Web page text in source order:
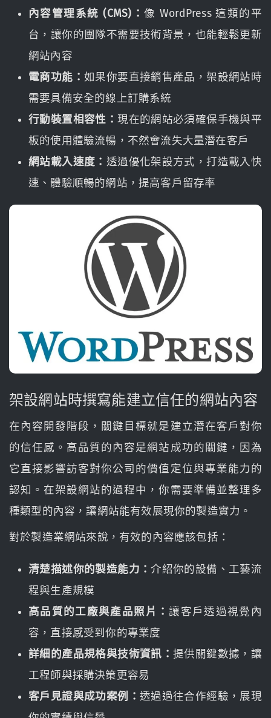
內容管理系統 (CMS)：像 WordPress 這類的平
台，讓你的團隊不需要技術背景，也能輕鬆更新
網站內容
電商功能： 如果你要直接銷售產品，架設網站時
需要具備安全的線上訂購系統
行動裝置相容性：現在的網站必須確保手機與平
板的使用體驗流暢，不然會流失大量潛在客戶
網站載入速度： 透過優化架設方式，打造載入快
速、體驗順暢的網站，提高客戶留存率
架設網站時撰寫能建立信任的網站內容
在內容開發階段，關鍵目標就是建立潛在客戶對你
的信任感。高品質的內容是網站成功的關鍵，因為
它直接影響訪客對你公司的價值定位與專業能力的
認知。在架設網站的過程中，你需要準備並整理多
種類型的內容，讓網站能有效展現你的製造實力。
對於製造業網站來說，有效的內容應該包括：
清楚描述你的製造能力：介紹你的設備、工藝流
程與生產規模
高品質的工廠與產品照片：讓客戶透過視覺內
容，直接感受到你的專業度
詳細的產品規格與技術資訊：提供關鍵數據，讓
工程師與採購決策更容易
客戶見證與成功案例： 透過過往合作經驗，展現